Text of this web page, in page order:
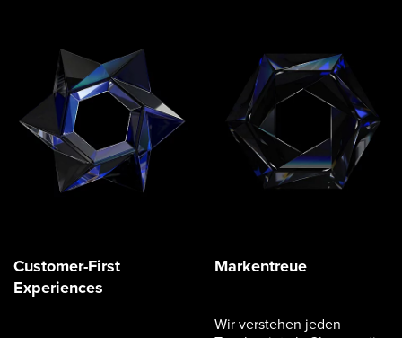
Customer-First
Experiences
Markentreue
Wir verstehen jeden